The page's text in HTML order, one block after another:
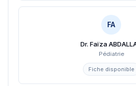
FA
Dr. Faïza
Pédiatrie
Fiche disponible